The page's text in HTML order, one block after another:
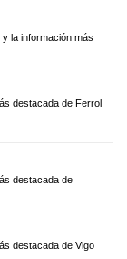
la información más
destacada de Ferrol
destacada de
destacada de Vigo